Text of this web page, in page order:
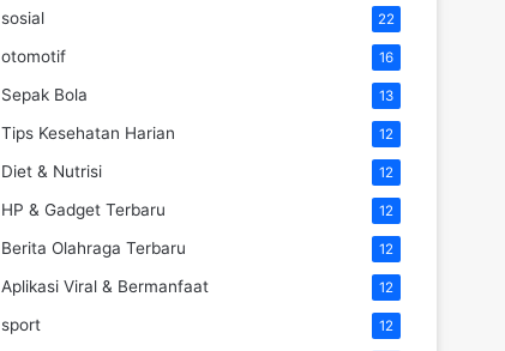
sosial 22
otomotif 16
Sepak Bola 13
Tips Kesehatan Harian 12
Diet & Nutrisi 12
HP & Gadget Terbaru 12
Berita Olahraga Terbaru 12
Aplikasi Viral & Bermanfaat 12
sport 12